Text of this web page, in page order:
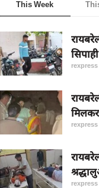
This Week
rexpress
मिलकर
rexpress
rexpress